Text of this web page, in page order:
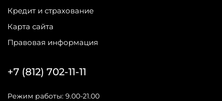
Кредит и страхование
Карта сайта
Правовая информация
+7 (812) 702-11-11
Режим работы: 9.00-21.00